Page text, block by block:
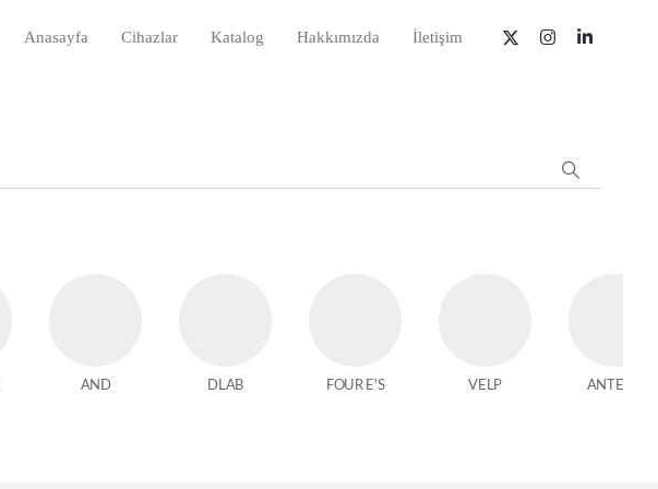
Anasayfa Cihazlar Katalog Hakkımızda İletişim
AND DLAB FOUR E'S VELP ANTECH